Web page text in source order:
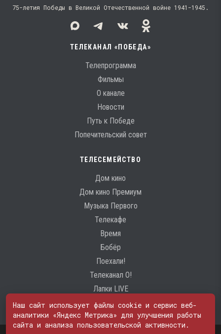
75-летия Победы в Великой Отечественной войне 1941−1945.
ТЕЛЕКАНАЛ «ПОБЕДА»
Телепрограмма
Фильмы
О канале
Новости
Путь к Победе
Попечительский совет
ТЕЛЕСЕМЕЙСТВО
Дом кино
Дом кино Премиум
Музыка Первого
Телекафе
Время
Бобёр
Поехали!
Телеканал О!
Лапки LIVE
Наш сайт использует файлы cookie и сервис веб-
аналитики «Яндекс Метрика» для улучшения работы
сайта и анализа пользовательской активности.